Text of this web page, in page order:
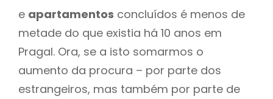
e apartamentos concluídos é menos de
metade do que existia há 10 anos em
Pragal. Ora, se a isto somarmos o
aumento da procura – por parte dos
estrangeiros, mas também por parte de